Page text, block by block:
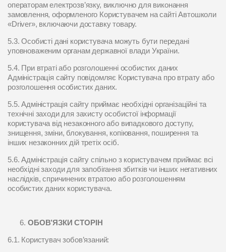
операторам електрозв’язку, виключно для виконання
замовлення, оформленого Користувачем на сайті Автошколи
«Driver», включаючи доставку товару.
5.3. Особисті дані користувача можуть бути передані
уповноваженим органам державної влади України.
5.4. При втраті або розголошенні особистих даних
Адміністрація сайту повідомляє Користувача про втрату або
розголошення особистих даних.
5.5. Адміністрація сайту приймає необхідні організаційні та
технічні заходи для захисту особистої інформації
користувача від незаконного або випадкового доступу,
знищення, зміни, блокування, копіювання, поширення та
інших незаконних дій третіх осіб.
5.6. Адміністрація сайту спільно з користувачем приймає всі
необхідні заходи для запобігання збитків чи інших негативних
наслідків, спричинених втратою або розголошенням
особистих даних користувача.
ОБОВ’ЯЗКИ СТОРІН
6.1. Користувач зобов’язаний: